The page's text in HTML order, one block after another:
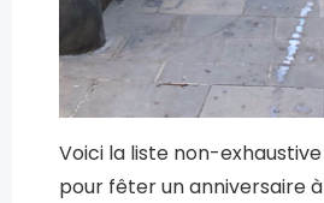
Voici la liste non-
pour fêter un anniversaire